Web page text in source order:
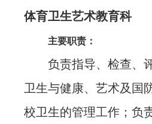
体育卫生艺术教育科
主要职责：
负责指导、检查、
卫生与健康、艺术及国
校卫生的管理工作；负